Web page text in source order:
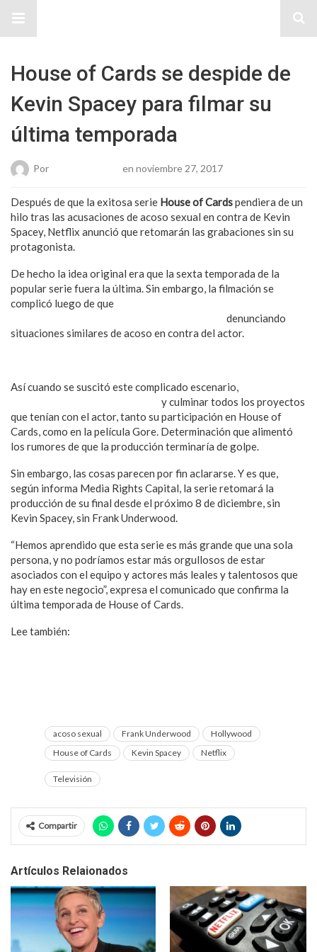
House of Cards se despide de
Kevin Spacey para filmar su
última temporada
Por en noviembre 27, 2017
Después de que la exitosa serie House of Cardspendiera de un
hilo tras las acusaciones de acoso sexual en contra de Kevin
Spacey, Netflix anunció que retomarán las grabaciones sin su
protagonista.
De hecho la idea original era que la sexta temporada de la
popular serie fuera la última. Sin embargo, la filmación se
complicó luego de que
denunciando
situaciones similares de acoso en contra del actor.
Así cuando se suscitó este complicado escenario,
y culminar todos los proyectos
que tenían con el actor, tanto su participación en House of
Cards, como en la película Gore. Determinación que alimentó
los rumores de que la producción terminaría de golpe.
Sin embargo, las cosas parecen por fin aclararse. Y es que,
según informa Media Rights Capital, la serie retomará la
producción de su final desde el próximo 8 de diciembre, sin
Kevin Spacey, sin Frank Underwood.
“Hemos aprendido que esta serie es más grande que una sola
persona, y no podríamos estar más orgullosos de estar
asociados con el equipo y actores más leales y talentosos que
hay en este negocio”, expresa el comunicado que confirma la
última temporada de House of Cards.
Lee también:
acoso sexual Frank Underwood
Hollywood
House of Cards
Kevin Spacey Netflix
Televisión
Compartir
Artículos Relaionados